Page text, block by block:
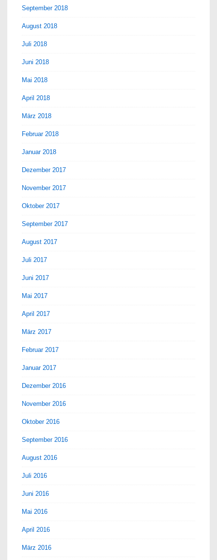
September 2018
August 2018
Juli 2018
Juni 2018
Mai 2018
April 2018
März 2018
Februar 2018
Januar 2018
Dezember 2017
November 2017
Oktober 2017
September 2017
August 2017
Juli 2017
Juni 2017
Mai 2017
April 2017
März 2017
Februar 2017
Januar 2017
Dezember 2016
November 2016
Oktober 2016
September 2016
August 2016
Juli 2016
Juni 2016
Mai 2016
April 2016
März 2016